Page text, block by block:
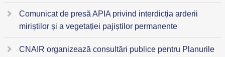
Comunicat de presă APIA privind interdicția arderii
miriștilor și a vegetației pajiștilor permanente
CNAIR organizează consultări publice pentru Planurile